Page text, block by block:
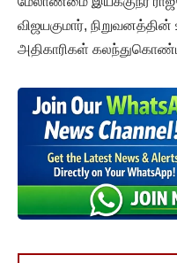
விஜயகுமார், நிறுவனத்தின்
அதிகாரிகள்